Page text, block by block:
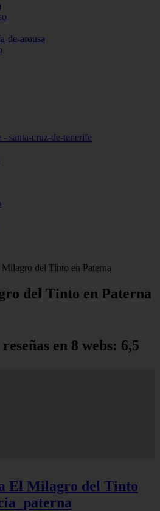
de-arousa
- santa-cruz-de-tenerife
del Tinto en Paterna
del Tinto en Paterna
en 8 webs: 6,5
El Milagro del Tinto